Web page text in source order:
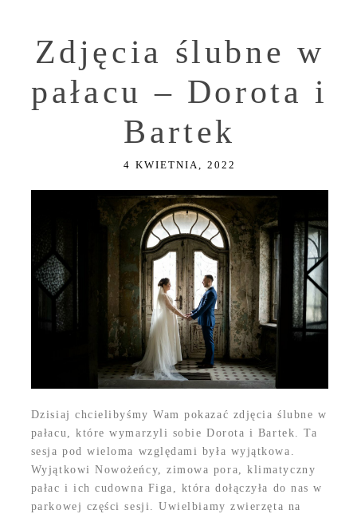
Zdjęcia ślubne w
pałacu – Dorota i
Bartek
4 KWIETNIA, 2022
Dzisiaj chcielibyśmy Wam pokazać zdjęcia ślubne w
pałacu, które wymarzyli sobie Dorota i Bartek. Ta
sesja pod wieloma względami była wyjątkowa.
Wyjątkowi Nowożeńcy, zimowa pora, klimatyczny
pałac i ich cudowna Figa, która dołączyła do nas w
parkowej części sesji. Uwielbiamy zwierzęta na